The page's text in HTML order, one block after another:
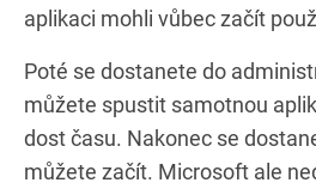
aplikaci mohli vůbec začít
Poté se dostanete do
můžete spustit samotnou
dost času. Nakonec se
můžete začít. Microsoft ale